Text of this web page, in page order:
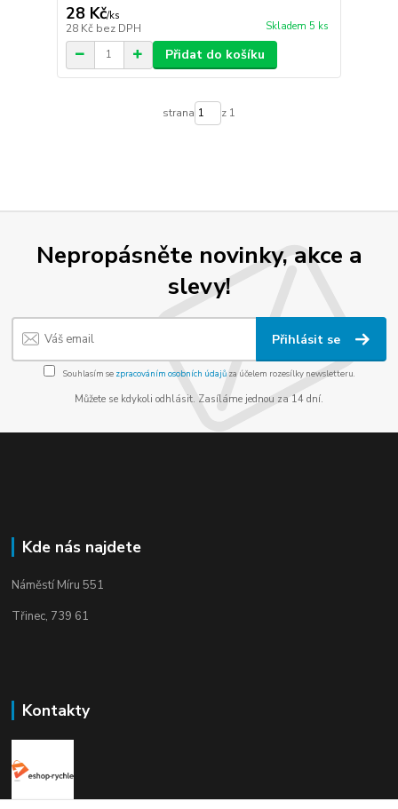
28 Kč/ks
28 Kč bez DPH Skladem 5 ks
Přidat do košíku
strana z 1
Nepropásněte novinky, akce a
slevy!
Přihlásit se
Souhlasím se zpracováním osobních údajůza účelem rozesílky newsletteru.
Můžete se kdykoli odhlásit. Zasíláme jednou za 14 dní.
Kde nás najdete
Náměstí Míru 551
Třinec, 739 61
Kontakty